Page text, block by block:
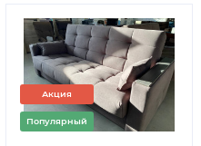
Акция
Популярный